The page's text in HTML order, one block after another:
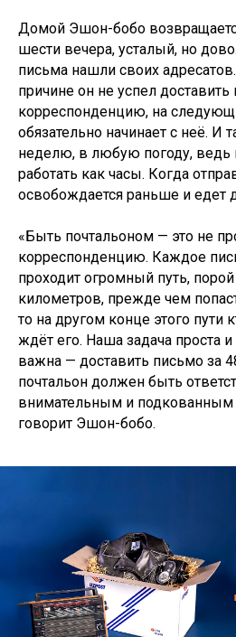
Домой Эшон-бобо
шести вечера, усталый, но
письма нашли своих
причине он не успел
корреспонденцию, на
обязательно начинает с неё. И
неделю, в любую погоду, ведь
работать как часы. Когда
освобождается раньше и едет
«Быть почтальоном — это не
корреспонденцию. Каждое
проходит огромный путь,
километров, прежде чем
то на другом конце этого пути
ждёт его. Наша задача проста
важна — доставить письмо за
почтальон должен быть
внимательным и
говорит Эшон-бобо.